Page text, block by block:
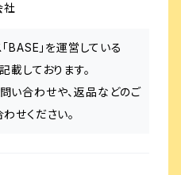
社
BASE」を運営している
しております。
い合わせや、返品などのご
せください。